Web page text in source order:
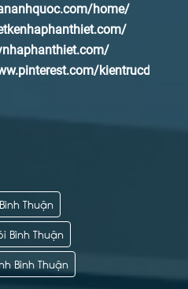
home/
kientrucdaq/
Thuận
Bình Thuận
Bình Thuận